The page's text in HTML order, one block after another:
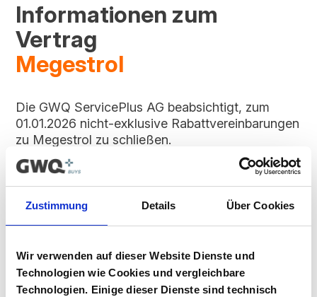
Zustimmung Details Über Cookies
Wir verwenden auf dieser Website Dienste und
Technologien wie Cookies und vergleichbare
Technologien. Einige dieser Dienste sind technisch
Informationen zum
Vertrag
Megestrol
Die GWQ ServicePlus AG beabsichtigt, zum
01.01.2026 nicht-exklusive Rabattvereinbarungen
zu Megestrol zu schließen.
Vertragsunterlagen
Bitte melden Sie sich an, um Ihre
Vertragsunterlagen einzusehen und
Benutzerkonto? Dann können Sie sich hier